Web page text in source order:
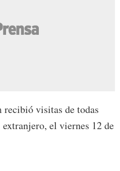
visitas de todas
el viernes 12 de